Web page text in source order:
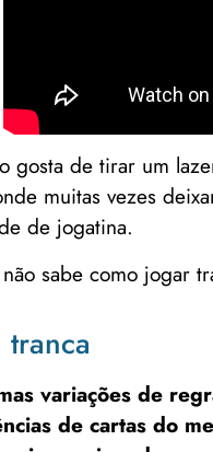
gosta de tirar um
muitas vezes
de jogatina.
sabe como jogar
tranca
variações de
de cartas do